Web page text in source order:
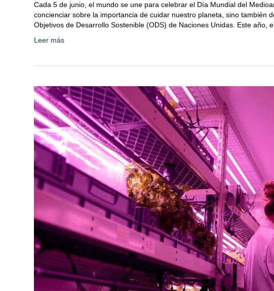
Cada 5 de junio, el mundo se une para celebrar el Día Mundial del
concienciar sobre la importancia de cuidar nuestro planeta, sino también
Objetivos de Desarrollo Sostenible (ODS) de Naciones Unidas. Este año,
Leer más